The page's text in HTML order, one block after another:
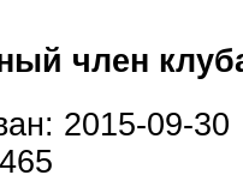
член
2015-09-30